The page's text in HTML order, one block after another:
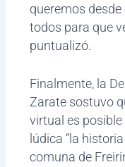
queremos
todos para que
puntualizó.
Finalmente, la
Zarate sostuvo
virtual es
lúdica “la
comuna de